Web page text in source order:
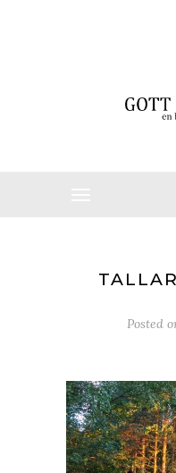
Posted